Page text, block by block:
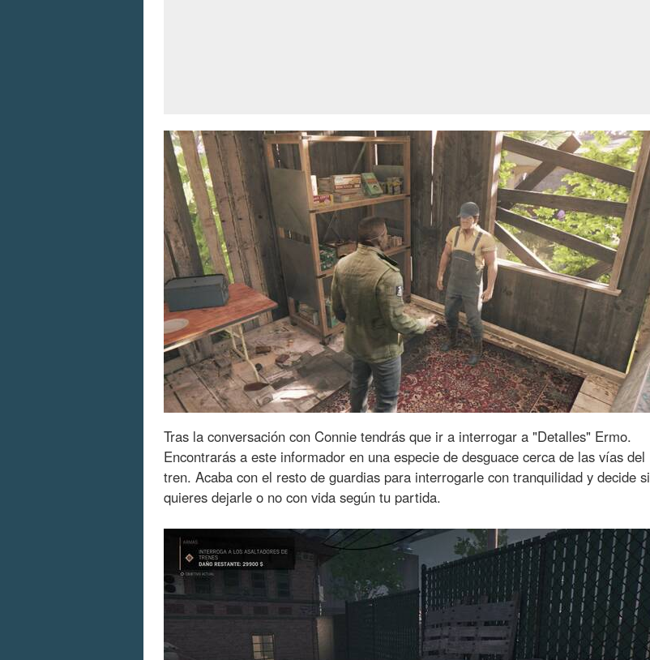
Tras la conversación con Connie tendrás que ir a interrogar a "Detalles" Ermo.
Encontrarás a este informador en una especie de desguace cerca de las vías del
tren. Acaba con el resto de guardias para interrogarle con tranquilidad y decide si
quieres dejarle o no con vida según tu partida.